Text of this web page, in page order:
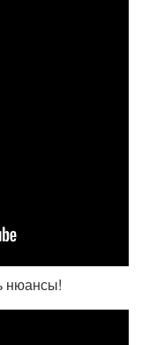
нюансы!